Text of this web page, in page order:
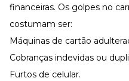
financeiras. Os golpes no
costumam ser:
Máquinas de cartão
Cobranças indevidas ou
Furtos de celular.